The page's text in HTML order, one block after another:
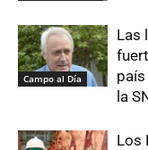
Campo al Día
Las
la
Los